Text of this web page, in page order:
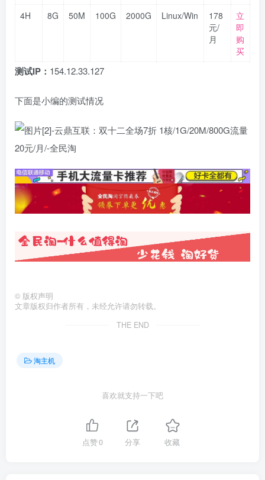
4H
8G 50M 100G 2000G Linux/Win
178
元/
月
立
即
购
买
测试IP ： 154.12.33.127
下面是小编的测试情况
© 版权声明
文章版权归作者所有，未经允许请勿转载。
THE END
淘主机
喜欢就支持一下吧
点赞0 分享 收藏